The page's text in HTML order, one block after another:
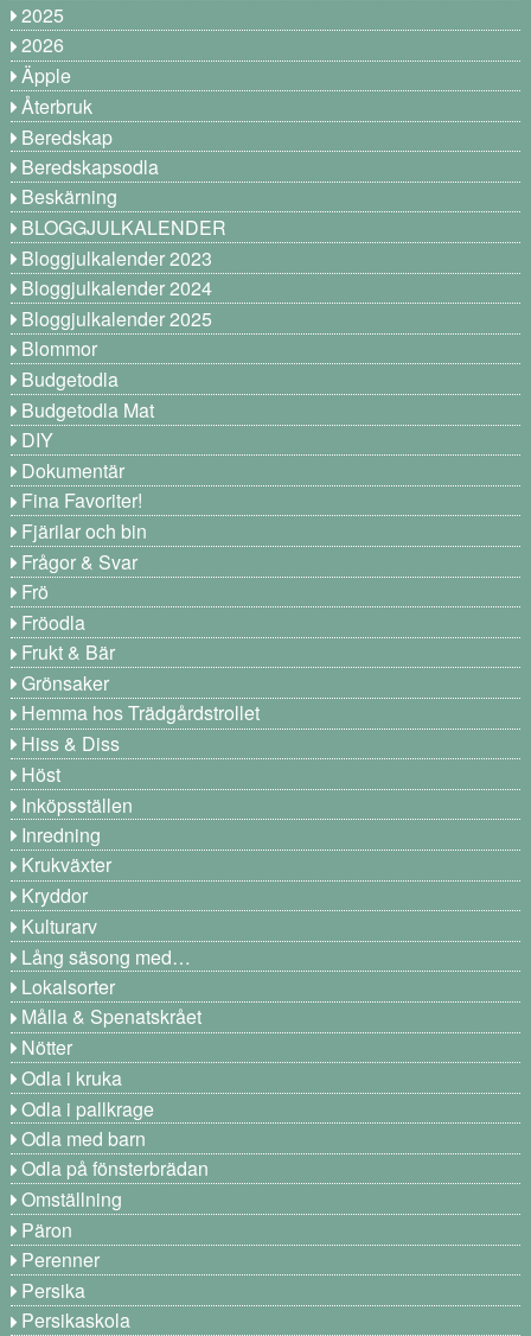
2025
2026
Äpple
Återbruk
Beredskap
Beredskapsodla
Beskärning
BLOGGJULKALENDER
Bloggjulkalender 2023
Bloggjulkalender 2024
Bloggjulkalender 2025
Blommor
Budgetodla
Budgetodla Mat
DIY
Dokumentär
Fina Favoriter!
Fjärilar och bin
Frågor & Svar
Frö
Fröodla
Frukt & Bär
Grönsaker
Hemma hos Trädgårdstrollet
Hiss & Diss
Höst
Inköpsställen
Inredning
Krukväxter
Kryddor
Kulturarv
Lång säsong med…
Lokalsorter
Målla & Spenatskrået
Nötter
Odla i kruka
Odla i pallkrage
Odla med barn
Odla på fönsterbrädan
Omställning
Päron
Perenner
Persika
Persikaskola